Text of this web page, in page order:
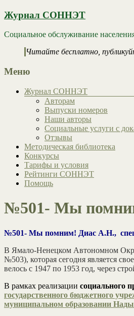
Журнал СОННЭТ
Социальное обслуживание
Читайте бесплатно,
Меню
Журнал СОННЭТ
Авторам
Выпуски номеров
Наши авторы
Социальные услуги с
Отзывы
Методическая библиотека
Конкурсы
Тарифы и условия
Рейтинги СОННЭТ
Помощь
№501- Мы
№501- Мы помним! Диас А.Н.,
В Ямало-Ненецком Автономном
№503), которая сегодня является
велось с 1947 по 1953 год, через
В рамках реализации социального
государственного бюджетного
муниципальном образовании